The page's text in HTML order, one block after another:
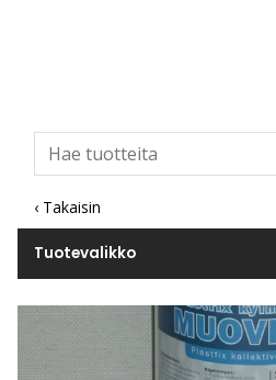
‹ Takaisin
Tuotevalikko